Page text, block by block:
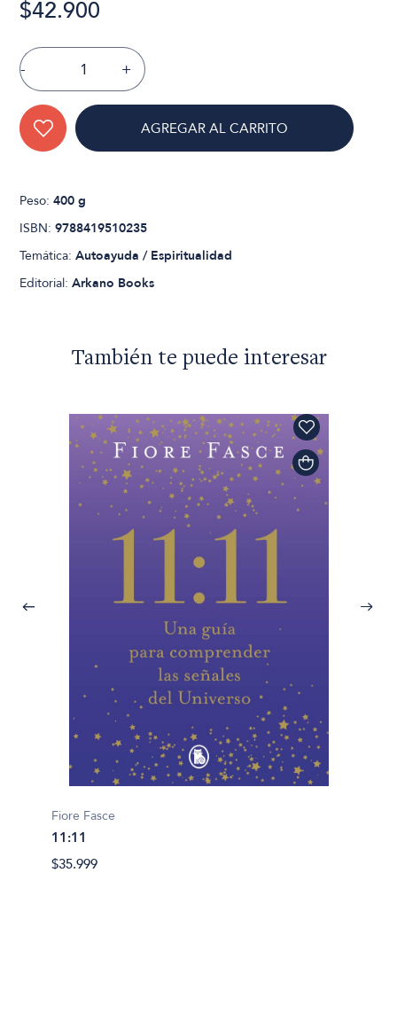
$42.900
- +
AGREGAR AL CARRITO
Peso:400 g
ISBN:9788419510235
Temática:Autoayuda / Espiritualidad
Editorial:Arkano Books
También te puede interesar
Fiore Fasce
11:11
$35.999